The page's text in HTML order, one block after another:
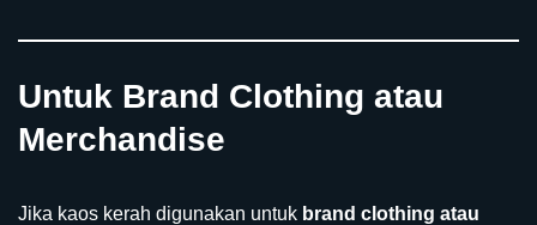
Untuk Brand Clothing atau
Merchandise
Jika kaos kerah digunakan untuk brand clothing atau